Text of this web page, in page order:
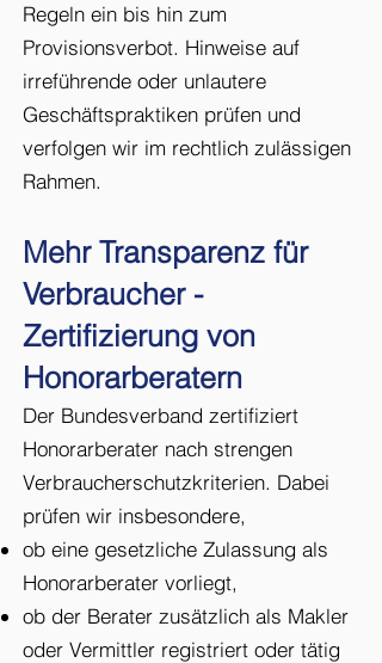
Regeln ein bis hin zum
Provisionsverbot. Hinweise auf
irreführende oder unlautere
Geschäftspraktiken prüfen und
verfolgen wir im rechtlich zulässigen
Rahmen.
Mehr Transparenz für
Verbraucher -
Zertifizierung von
Honorarberatern
Der Bundesverband zertifiziert
Honorarberater nach strengen
Verbraucherschutzkriterien. Dabei
prüfen wir insbesondere,
ob eine gesetzliche Zulassung als
Honorarberater vorliegt,
ob der Berater zusätzlich als Makler
oder Vermittler registriert oder tätig